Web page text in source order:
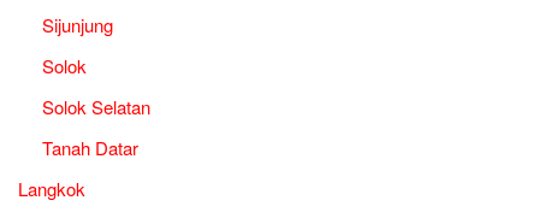
Sijunjung
Solok
Solok Selatan
Tanah Datar
Langkok